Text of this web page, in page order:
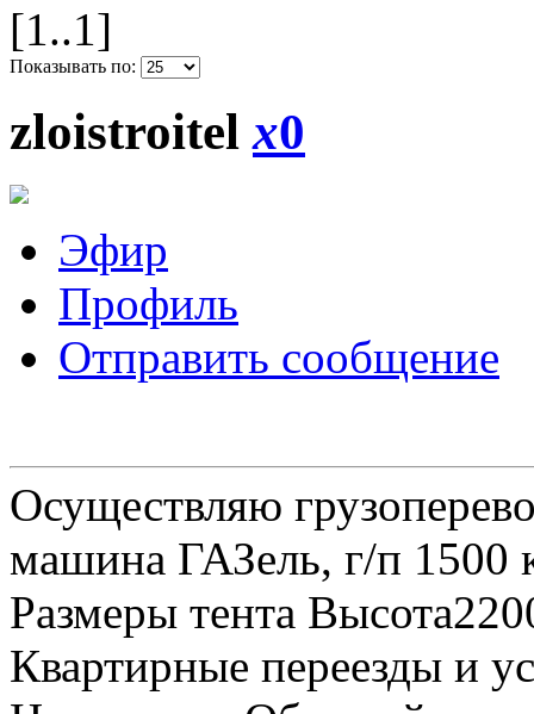
[1..1]
Показывать по:
zloistroitelx0
Эфир
Профиль
Отправить сообщение
Осуществляю
машина ГАЗель, г/п 1500
Размеры тента
Квартирные переезды и